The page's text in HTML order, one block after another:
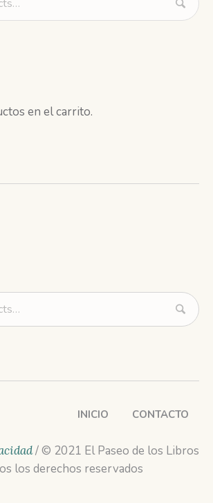
en el carrito.
INICIO CONTACTO
/ © 2021 El Paseo de los Libros
los derechos reservados